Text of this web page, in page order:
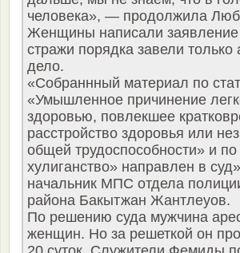
человека», — продолжила
Женщины написали
стражи порядка завели только
дело.
«Собраннный материал по
«Умышленное причинение
здоровью, повлекшее
расстройство здоровья или
общей трудоспособности» и
хулиганство» направлен в
начальник МПС отдела
района Бакытжан Жантлеуов.
По решению суда мужчина
женщин. Но за решеткой он